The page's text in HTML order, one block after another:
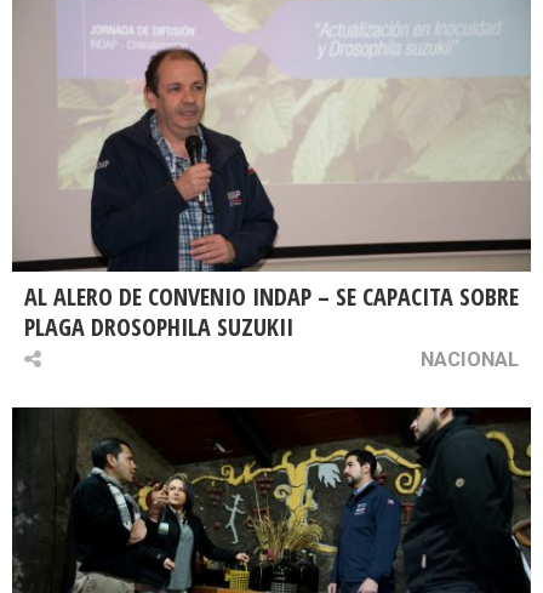
AL ALERO DE CONVENIO INDAP – SE CAPACITA SOBRE
PLAGA DROSOPHILA SUZUKII
NACIONAL